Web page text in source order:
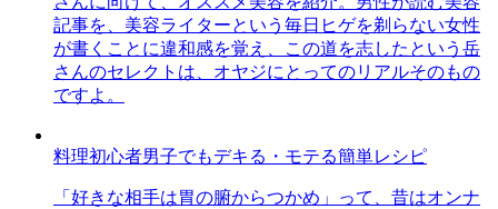
記事を、美容ライターという毎日ヒゲを剃らない女性
が書くことに違和感を覚え、この道を志したという岳
さんのセレクトは、オヤジにとってのリアルそのもの
ですよ。
料理初心者男子でもデキる・モテる簡単レシピ
「好きな相手は胃の腑からつかめ」って、昔はオンナ